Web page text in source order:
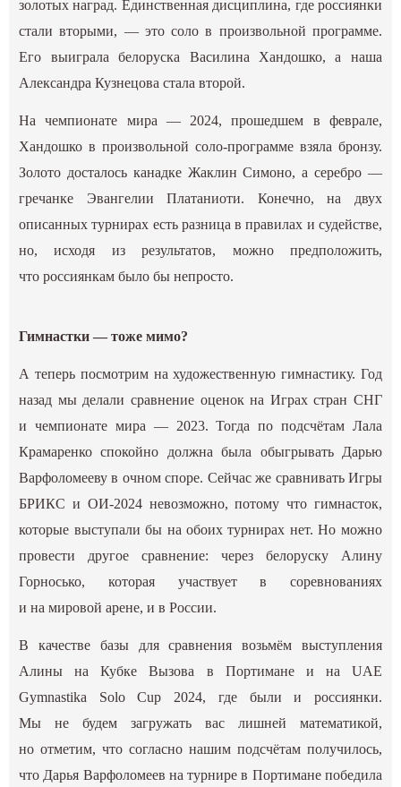
золотых наград. Единственная дисциплина, где россиянки
стали вторыми, — это соло в произвольной программе.
Его выиграла белоруска Василина Хандошко, а наша
Александра Кузнецова стала второй.
На чемпионате мира — 2024, прошедшем в феврале,
Хандошко в произвольной соло-программе взяла бронзу.
Золото досталось канадке Жаклин Симоно, а серебро —
гречанке Эвангелии Платаниоти. Конечно, на двух
описанных турнирах есть разница в правилах и судействе,
но, исходя из результатов, можно предположить,
что россиянкам было бы непросто.
Гимнастки — тоже мимо?
А теперь посмотрим на художественную гимнастику. Год
назад мы делали сравнение оценок на Играх стран СНГ
и чемпионате мира — 2023. Тогда по подсчётам Лала
Крамаренко спокойно должна была обыгрывать Дарью
Варфоломееву в очном споре. Сейчас же сравнивать Игры
БРИКС и ОИ-2024 невозможно, потому что гимнасток,
которые выступали бы на обоих турнирах нет. Но можно
провести другое сравнение: через белоруску Алину
Горносько, которая участвует в соревнованиях
и на мировой арене, и в России.
В качестве базы для сравнения возьмём выступления
Алины на Кубке Вызова в Портимане и на UAE
Gymnastika Solo Cup 2024, где были и россиянки.
Мы не будем загружать вас лишней математикой,
но отметим, что согласно нашим подсчётам получилось,
что Дарья Варфоломеев на турнире в Портимане победила